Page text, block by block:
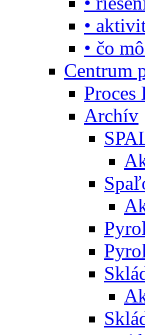
•
• čo
Centrum
Proces
Archív